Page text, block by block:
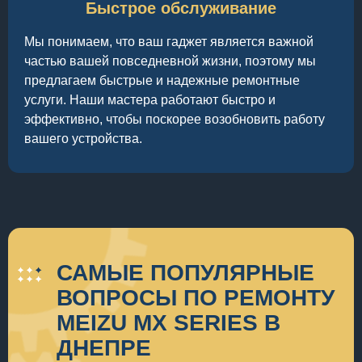
Быстрое обслуживание
Мы понимаем, что ваш гаджет является важной
частью вашей повседневной жизни, поэтому мы
предлагаем быстрые и надежные ремонтные
услуги. Наши мастера работают быстро и
эффективно, чтобы поскорее возобновить работу
вашего устройства.
САМЫЕ ПОПУЛЯРНЫЕ
ВОПРОСЫ ПО РЕМОНТУ
MEIZU MX SERIES В
ДНЕПРЕ